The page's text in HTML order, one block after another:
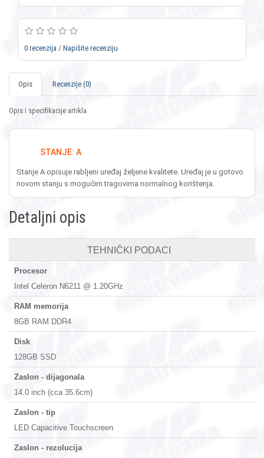
0 recenzija / Napišite recenziju
Opis Recenzije (0)
Opis i specifikacije artikla
STANJE: A
Stanje A opisuje rabljeni uređaj željene kvalitete. Uređaj je u gotovo
novom stanju s mogućim tragovima normalnog korištenja.
Detaljni opis
TEHNIČKI PODACI
Procesor
Intel Celeron N6211 @ 1.20GHz
RAM memorija
8GB RAM DDR4
Disk
128GB SSD
Zaslon - dijagonala
14.0 inch (cca 35.6cm)
Zaslon - tip
LED Capacitive Touchscreen
Zaslon - rezolucija